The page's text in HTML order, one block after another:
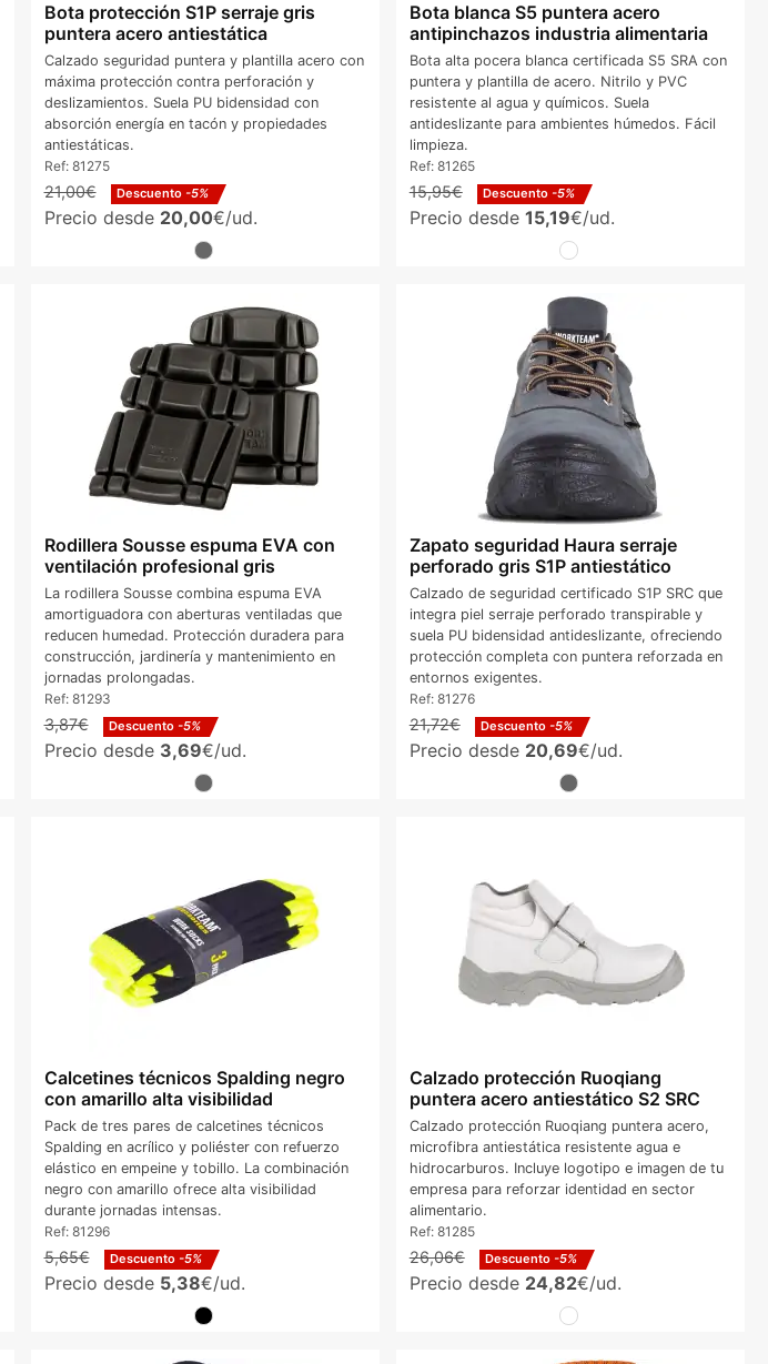
Bota protección S1P serraje gris
puntera acero antiestática
Calzado seguridad puntera y plantilla acero con
máxima protección contra perforación y
deslizamientos. Suela PU bidensidad con
absorción energía en tacón y propiedades
antiestáticas.
Ref: 81275
21,00€ Descuento -5%
Precio desde 20,00€/ud.
Bota blanca S5 puntera acero
antipinchazos industria alimentaria
Bota alta pocera blanca certificada S5 SRA con
puntera y plantilla de acero. Nitrilo y PVC
resistente al agua y químicos. Suela
antideslizante para ambientes húmedos. Fácil
limpieza.
Ref: 81265
15,95€ Descuento -5%
Precio desde 15,19€/ud.
Rodillera Sousse espuma EVA con
ventilación profesional gris
La rodillera Sousse combina espuma EVA
amortiguadora con aberturas ventiladas que
reducen humedad. Protección duradera para
construcción, jardinería y mantenimiento en
jornadas prolongadas.
Ref: 81293
3,87€ Descuento -5%
Precio desde 3,69€/ud.
Zapato seguridad Haura serraje
perforado gris S1P antiestático
Calzado de seguridad certificado S1P SRC que
integra piel serraje perforado transpirable y
suela PU bidensidad antideslizante, ofreciendo
protección completa con puntera reforzada en
entornos exigentes.
Ref: 81276
21,72€ Descuento -5%
Precio desde 20,69€/ud.
Calcetines técnicos Spalding negro
con amarillo alta visibilidad
Pack de tres pares de calcetines técnicos
Spalding en acrílico y poliéster con refuerzo
elástico en empeine y tobillo. La combinación
negro con amarillo ofrece alta visibilidad
durante jornadas intensas.
Ref: 81296
5,65€ Descuento -5%
Precio desde 5,38€/ud.
Calzado protección Ruoqiang
puntera acero antiestático S2 SRC
Calzado protección Ruoqiang puntera acero,
microfibra antiestática resistente agua e
hidrocarburos. Incluye logotipo e imagen de tu
empresa para reforzar identidad en sector
alimentario.
Ref: 81285
26,06€ Descuento -5%
Precio desde 24,82€/ud.